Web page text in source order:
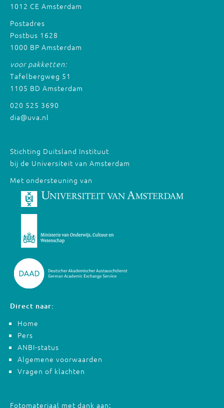
1012 CE Amsterdam
Postadres
Postbus 1628
1000 BP Amsterdam
voor pakketten:
Tafelbergweg 51
1105 BD Amsterdam
020 525 3690
dia@uva.nl
Stichting Duitsland Instituut
bij de Universiteit van Amsterdam
Met ondersteuning van
Direct naar:
Home
Pers
ANBI-status
Algemene voorwaarden
Vragen of klachten
Fotomateriaal met dank aan: